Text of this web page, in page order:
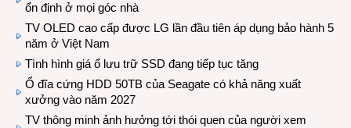
ổn định ở mọi góc nhà
TV OLED cao cấp được LG lần đầu tiên áp dụng bảo hành 5
năm ở Việt Nam
Tình hình giá ổ lưu trữ SSD đang tiếp tục tăng
Ổ đĩa cứng HDD 50TB của Seagate có khả năng xuất
xưởng vào năm 2027
TV thông minh ảnh hưởng tới thói quen của người xem